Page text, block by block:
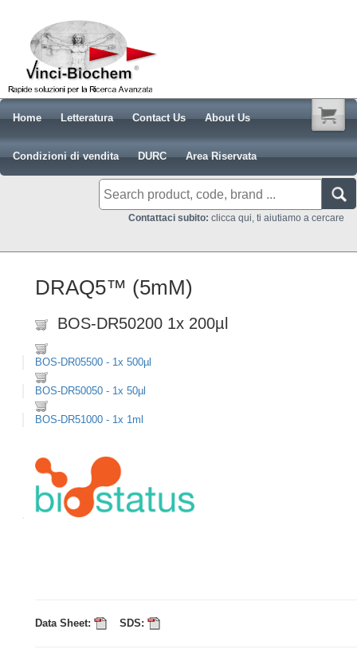
Home Letteratura Contact Us About Us
Condizioni di vendita DURC Area Riservata
Contattaci subito: clicca qui, ti aiutiamo a cercare
DRAQ5™ (5mM)
BOS-DR50200 1x 200µl
BOS-DR05500 - 1x 500µl
BOS-DR50050 - 1x 50µl
BOS-DR51000 - 1x 1ml
Data Sheet: SDS: